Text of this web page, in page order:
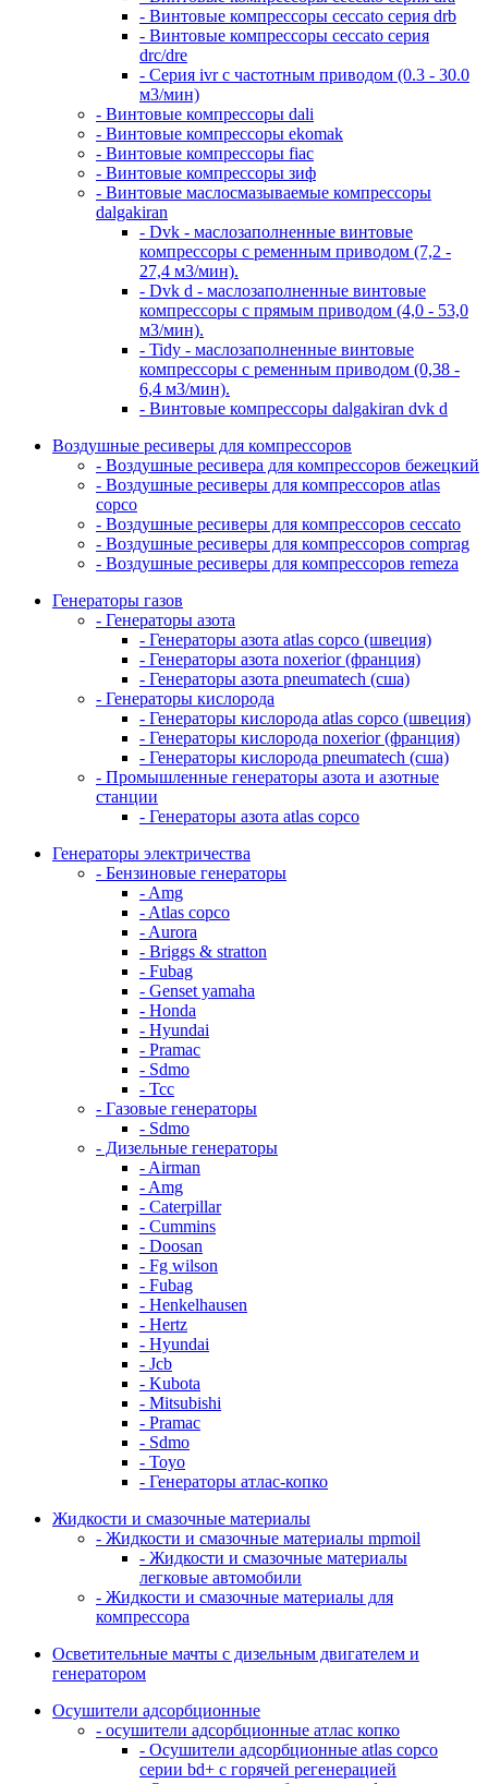
- Винтовые компрессоры ceccato серия drb
- Винтовые компрессоры ceccato серия
drc/dre
- Серия ivr с частотным приводом (0.3 - 30.0
м3/мин)
- Винтовые компрессоры dali
- Винтовые компрессоры ekomak
- Винтовые компрессоры fiac
- Винтовые компрессоры зиф
- Винтовые маслосмазываемые компрессоры
dalgakiran
- Dvk - маслозаполненные винтовые
компрессоры с ременным приводом (7,2 -
27,4 м3/мин).
- Dvk d - маслозаполненные винтовые
компрессоры с прямым приводом (4,0 - 53,0
м3/мин).
- Tidy - маслозаполненные винтовые
компрессоры с ременным приводом (0,38 -
6,4 м3/мин).
- Винтовые компрессоры dalgakiran dvk d
Воздушные ресиверы для компрессоров
- Воздушные ресивера для компрессоров бежецкий
- Воздушные ресиверы для компрессоров atlas
copco
- Воздушные ресиверы для компрессоров ceccato
- Воздушные ресиверы для компрессоров comprag
- Воздушные ресиверы для компрессоров remeza
Генераторы газов
- Генераторы азота
- Генераторы азота atlas copco (швеция)
- Генераторы азота noxerior (франция)
- Генераторы азота pneumatech (сша)
- Генераторы кислорода
- Генераторы кислорода atlas copco (швеция)
- Генераторы кислорода noxerior (франция)
- Генераторы кислорода pneumatech (сша)
- Промышленные генераторы азота и азотные
станции
- Генераторы азота atlas copco
Генераторы электричества
- Бензиновые генераторы
- Amg
- Atlas copco
- Aurora
- Briggs & stratton
- Fubag
- Genset yamaha
- Honda
- Hyundai
- Pramac
- Sdmo
- Тсс
- Газовые генераторы
- Sdmo
- Дизельные генераторы
- Airman
- Amg
- Caterpillar
- Cummins
- Doosan
- Fg wilson
- Fubag
- Henkelhausen
- Hertz
- Hyundai
- Jcb
- Kubota
- Mitsubishi
- Pramac
- Sdmo
- Toyo
- Генераторы атлас-копко
Жидкости и смазочные материалы
- Жидкости и смазочные материалы mpmoil
- Жидкости и смазочные материалы
легковые автомобили
- Жидкости и смазочные материалы для
компрессора
Осветительные мачты с дизельным двигателем и
генератором
Осушители адсорбционные
- осушители адсорбционные атлас копко
- Осушители адсорбционные atlas copco
серии bd+ с горячей регенерацией